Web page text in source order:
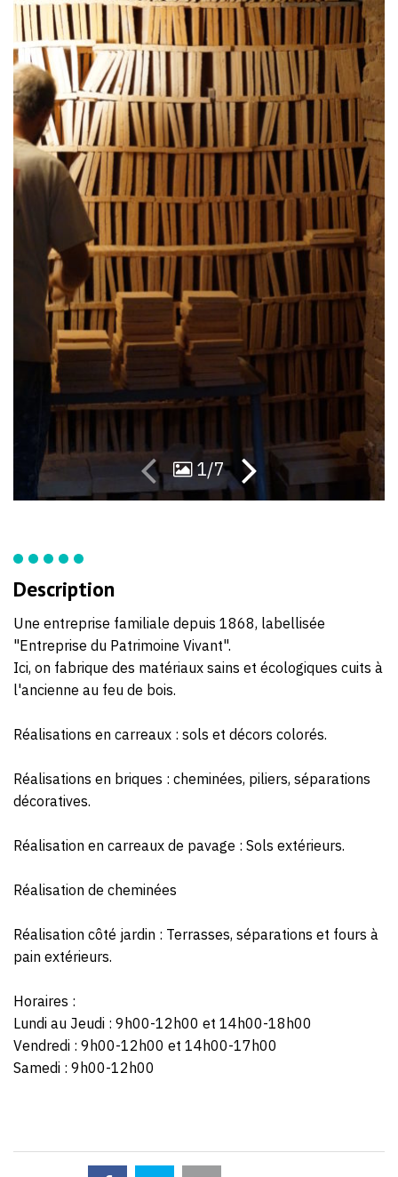
89
1/7
Description
Une entreprise familiale depuis 1868, labellisée
"Entreprise du Patrimoine Vivant".
Ici, on fabrique des matériaux sains et écologiques cuits à
l'ancienne au feu de bois.
Réalisations en carreaux : sols et décors colorés.
Réalisations en briques : cheminées, piliers, séparations
décoratives.
Réalisation en carreaux de pavage : Sols extérieurs.
Réalisation de cheminées
Réalisation côté jardin : Terrasses, séparations et fours à
pain extérieurs.
Horaires :
Lundi au Jeudi : 9h00-12h00 et 14h00-18h00
Vendredi : 9h00-12h00 et 14h00-17h00
Samedi : 9h00-12h00